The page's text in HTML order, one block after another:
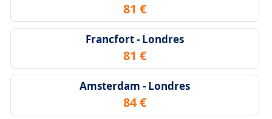
81 €
Francfort - Londres
81 €
Amsterdam - Londres
84 €